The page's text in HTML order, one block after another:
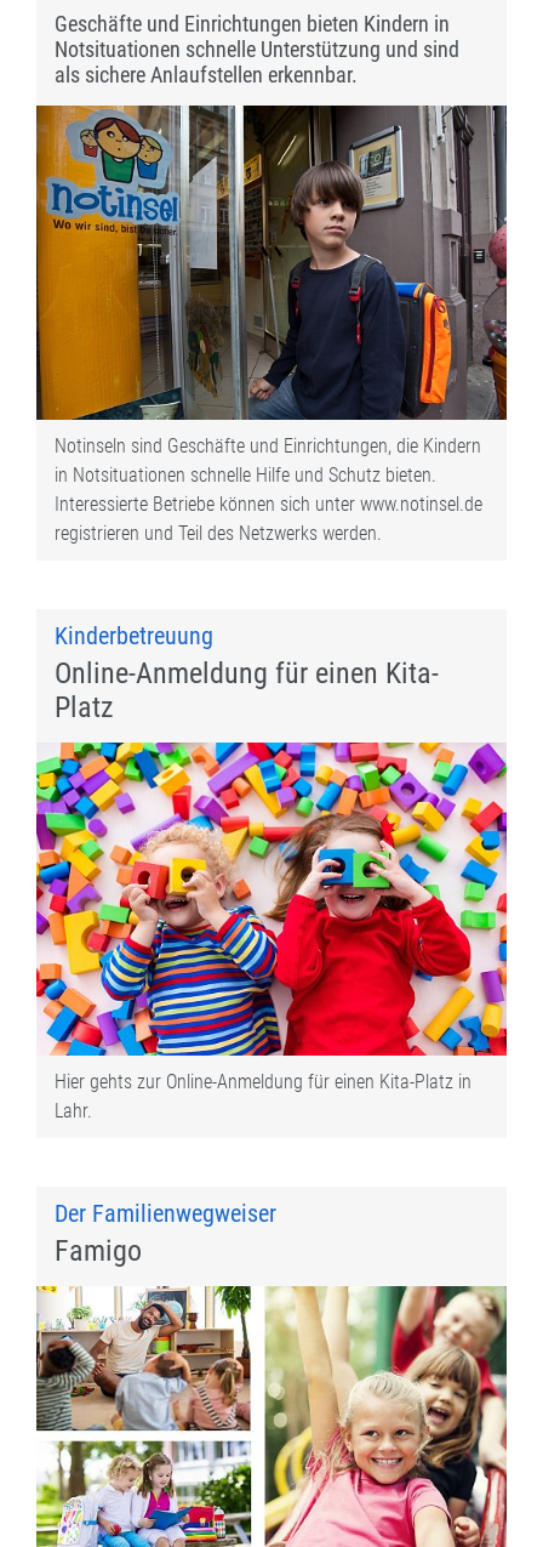
Geschäfte und Einrichtungen bieten Kindern in
Notsituationen schnelle Unterstützung und sind
als sichere Anlaufstellen erkennbar.
Notinseln sind Geschäfte und Einrichtungen, die Kindern
in Notsituationen schnelle Hilfe und Schutz bieten.
Interessierte Betriebe können sich unter www.notinsel.de
registrieren und Teil des Netzwerks werden.
Kinderbetreuung
Online-Anmeldung für einen Kita-
Platz
Hier gehts zur Online-Anmeldung für einen Kita-Platz in
Lahr.
Der Familienwegweiser
Famigo